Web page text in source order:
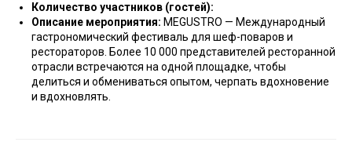
Количество участников (гостей):
Описание мероприятия: MEGUSTRO — Международный
гастрономический фестиваль для шеф-поваров и
рестораторов. Более 10 000 представителей ресторанной
отрасли встречаются на одной площадке, чтобы
делиться и обмениваться опытом, черпать вдохновение
и вдохновлять.